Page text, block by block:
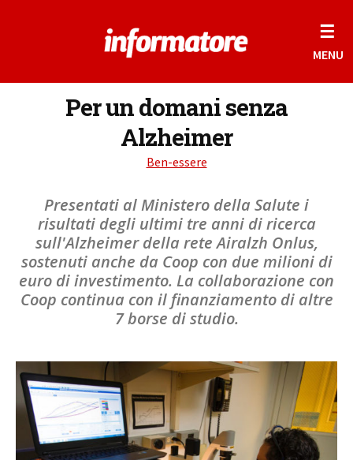
☰
MENU
Per un domani senza
Alzheimer
Ben-essere
Presentati al Ministero della Salute i
risultati degli ultimi tre anni di ricerca
sull'Alzheimer della rete Airalzh Onlus,
sostenuti anche da Coop con due milioni di
euro di investimento. La collaborazione con
Coop continua con il finanziamento di altre
7 borse di studio.